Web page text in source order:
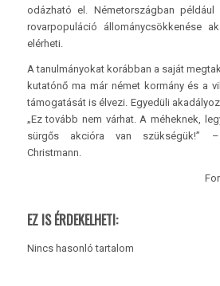
odázható el. Németországban
rovarpopuláció állománycsökkenése
elérheti.
A tanulmányokat korábban a saját
kutatónő ma már német kormány és a
támogatását is élvezi. Egyedüli
„Ez tovább nem várhat. A méheknek,
sürgős akcióra van szükségük!”
Christmann.
EZ IS ÉRDEKELHETI:
Nincs hasonló tartalom